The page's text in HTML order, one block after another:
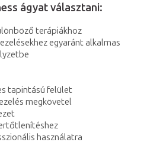
ágyat választani:
terápiákhoz
egyaránt alkalmas
tapintású felület
megkövetel
használatra